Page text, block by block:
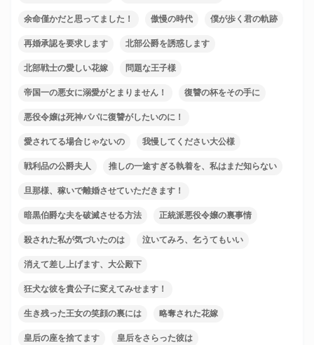
余命僅かだと思ってました！ 傲慢の時代 僕が歩く君の軌跡
再婚承認を要求します 北部公爵を誘惑します
北部戦士の愛しい花嫁 問題な王子様
帝国一の悪女に溺愛がとまりません！ 復讐の杯をその手に
悪役令嬢は死神パパに復讐がしたいのに！
愛されてる場合じゃないの 我慢してください大公様
戦利品の公爵夫人 推しの一途すぎる執着を、私はまだ知らない
旦那様、稼いで離婚させていただきます！
暗黒伯爵な夫を破滅させる方法 正統派悪役令嬢の裏事情
殺された私が気づいたのは 泣いてみろ、乞うてもいい
消えて差し上げます、大公殿下
狂犬な彼を貴公子に変えてみせます！
生き残った王女の笑顔の裏には 略奪された花嫁
皇后の座を捨てます 皇后をさらった彼は